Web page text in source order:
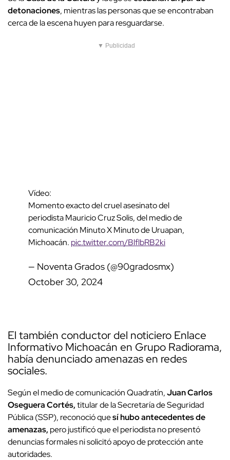
detonaciones, mientras las personas que se encontraban
cerca de la escena huyen para resguardarse.
▼ Publicidad
Vídeo:
Momento exacto del cruel asesinato del
periodista Mauricio Cruz Solis, del medio de
comunicación Minuto X Minuto de Uruapan,
Michoacán. pic.twitter.com/BlflbRB2ki
— Noventa Grados (@90gradosmx)
October 30, 2024
El también conductor del noticiero Enlace
Informativo Michoacán en Grupo Radiorama,
había denunciado amenazas en redes
sociales.
Según el medio de comunicación Quadratín,Juan Carlos
Oseguera Cortés,titular de la Secretaría de Seguridad
Pública (SSP), reconoció quesí hubo antecedentes de
amenazas, pero justificó que el periodista no presentó
denuncias formales ni solicitó apoyo de protección ante
autoridades.